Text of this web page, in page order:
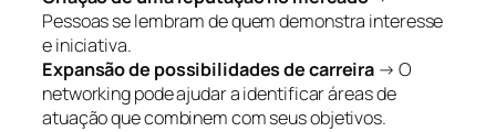
Pessoas se lembram de quem demonstra interesse
e iniciativa.
Expansão de possibilidades de carreira → O
networking pode ajudar a identificar áreas de
atuação que combinem com seus objetivos.